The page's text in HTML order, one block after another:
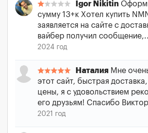
Igor Nikitin
сумму 13+к Хотел купить
заявляется на сайте с
вайбер получил
2024 год
Наталия Мне
этот сайт, быстрая
цены, я с удовольствием
его друзьям! Спасибо
2021 год